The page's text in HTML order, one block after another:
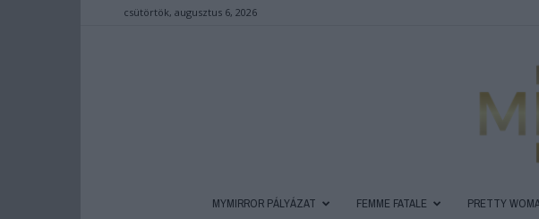
csütörtök, augusztus 6, 2026
MYMIRROR PÁLYÁZAT FEMME FATALE PRETTY